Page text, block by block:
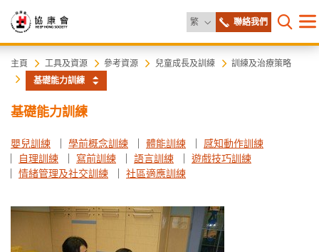
繁 更改語言聯絡我們
打開目
協
康
會
主頁 工具及資源 參考資源 兒童成長及訓練
訓練及治療策略
基礎能力訓練
基礎能力訓練
嬰兒訓練 學前概念訓練 體能訓練
感知動作訓練
自理訓練
寫前訓練 語言訓練
遊戲技巧訓練
情緒管理及社交訓練
社區適應訓練